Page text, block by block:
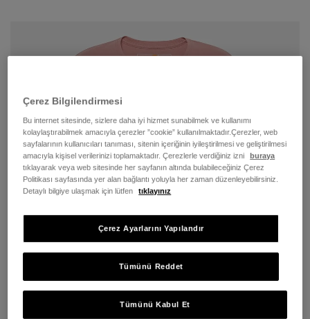
Çerez Bilgilendirmesi
Bu internet sitesinde, sizlere daha iyi hizmet sunabilmek ve kullanımı
kolaylaştırabilmek amacıyla çerezler ”cookie” kullanılmaktadır.Çerezler, web
sayfalarının kullanıcıları tanıması, sitenin içeriğinin iyileştirilmesi ve geliştirilmesi
amacıyla kişisel verilerinizi toplamaktadır. Çerezlerle verdiğiniz izni
buraya
tıklayarak veya web sitesinde her sayfanın altında bulabileceğiniz Çerez
Politikası sayfasında yer alan bağlantı yoluyla her zaman düzenleyebilirsiniz.
Detaylı bilgiye ulaşmak için lütfen
tıklayınız
Tümünü Reddet
Tümünü Kabul Et
Çerez Ayarlarını Yapılandır